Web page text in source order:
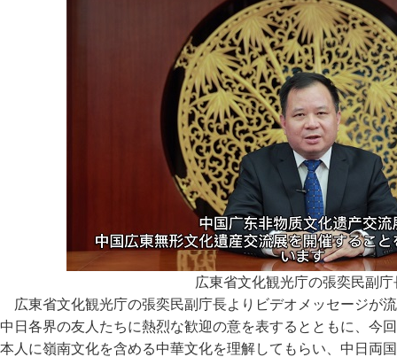
広東省文化観光庁の張奕民副庁
広東省文化観光庁の張奕民副庁長よりビデオメッセージが
中日各界の友人たちに熱烈な歓迎の意を表するとともに、今
本人に嶺南文化を含める中華文化を理解してもらい、中日両